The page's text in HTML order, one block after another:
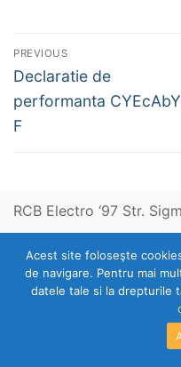
Post
navigation
PREVIOUS
Previous
post:
Declaratie de
performanta
F
RCB Electro ‘97 Str.
Copyright ©
Acest site foloseşte
de navigare. Pentru mai
datele tale si la drepturile